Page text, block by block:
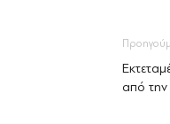
από την